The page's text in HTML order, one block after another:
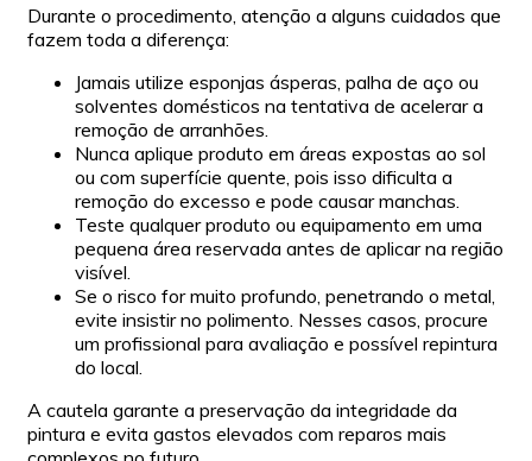
Durante o procedimento, atenção a alguns cuidados que
fazem toda a diferença:
Jamais utilize esponjas ásperas, palha de aço ou
solventes domésticos na tentativa de acelerar a
remoção de arranhões.
Nunca aplique produto em áreas expostas ao sol
ou com superfície quente, pois isso dificulta a
remoção do excesso e pode causar manchas.
Teste qualquer produto ou equipamento em uma
pequena área reservada antes de aplicar na região
visível.
Se o risco for muito profundo, penetrando o metal,
evite insistir no polimento. Nesses casos, procure
um profissional para avaliação e possível repintura
do local.
A cautela garante a preservação da integridade da
pintura e evita gastos elevados com reparos mais